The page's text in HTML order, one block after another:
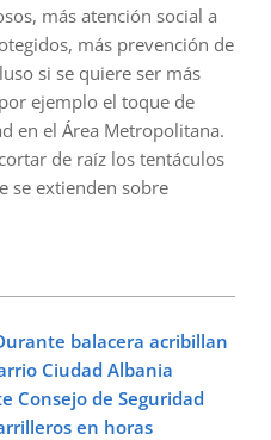
más atención social a
más prevención de
si se quiere ser más
ejemplo el toque de
en el Área Metropolitana.
de raíz los tentáculos
se extienden sobre
balacera acribillan
Ciudad Albania
Consejo de Seguridad
en horas